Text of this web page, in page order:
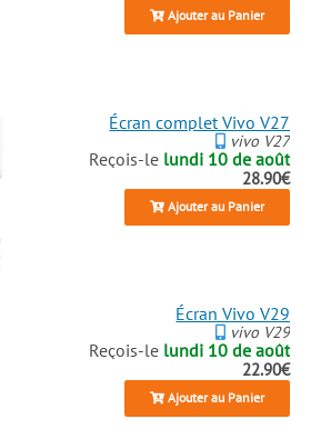
Ajouter au Panier
Écran complet Vivo V27
vivo V27
Reçois-le lundi 10 de août
28.90€
Ajouter au Panier
Écran Vivo V29
vivo V29
Reçois-le lundi 10 de août
22.90€
Ajouter au Panier